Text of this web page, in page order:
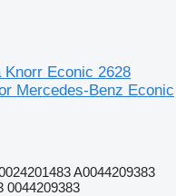
Econic 2628
Mercedes-Benz Econic
A0044209383
0044209383